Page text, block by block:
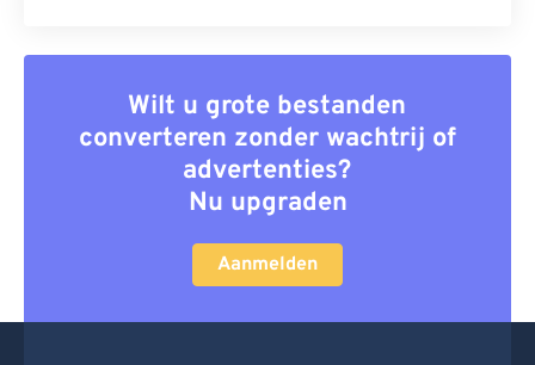
Wilt u grote bestanden
converteren zonder wachtrij of
advertenties?
Nu upgraden
Aanmelden